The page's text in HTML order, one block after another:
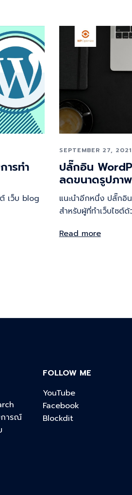
ารทํา
เว็บ blog
SEPTEMBER 27, 2021
ปลั๊กอิน
ลดขนาดรูปภา
แนะนำอีกหนึ่ง ปลั๊กอิ
สำหรับผู้ที่ทำเว็บไซต์
Read more
การณ์
FOLLOW ME
YouTube
Facebook
Blockdit